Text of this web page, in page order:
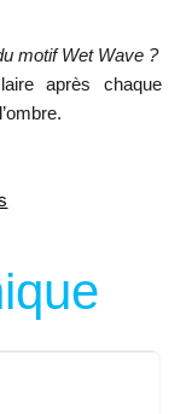
motif Wet Wave ?
après chaque